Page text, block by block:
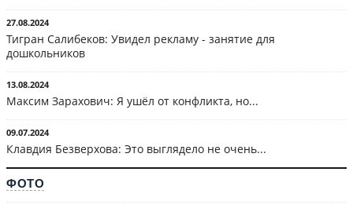
27.08.2024
Тигран Салибеков: Увидел рекламу - занятие для
дошкольников
13.08.2024
Максим Зарахович: Я ушёл от конфликта, но...
09.07.2024
Клавдия Безверхова: Это выглядело не очень...
ФОТО